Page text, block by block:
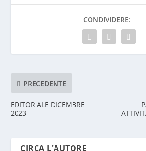
CONDIVIDERE:
PRECEDENTE
EDITORIALE DICEMBRE
2023
CIRCA L'AUTORE